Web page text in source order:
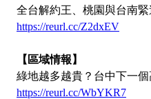
全台解約王、桃園與台南緊
https://reurl.cc/Z2dxEV
【區域情報】
綠地越多越貴？台中下一
https://reurl.cc/WbYKR7